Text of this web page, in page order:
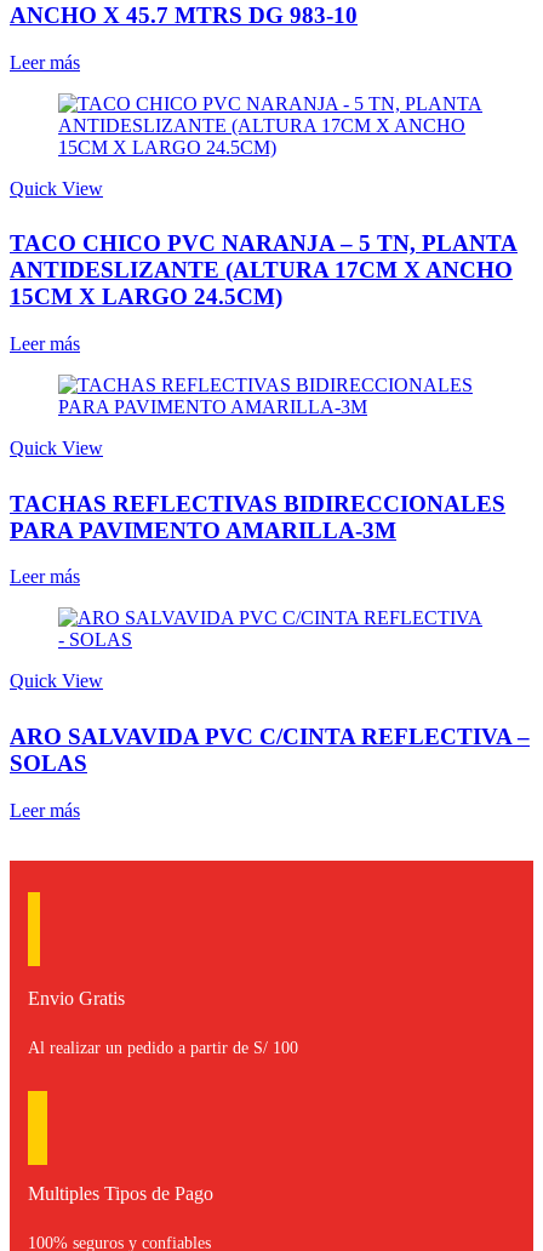
ANCHO X 45.7 MTRS DG 983-10
Leer más
Quick View
TACO CHICO PVC NARANJA – 5 TN, PLANTA
ANTIDESLIZANTE (ALTURA 17CM X ANCHO
15CM X LARGO 24.5CM)
Leer más
Quick View
TACHAS REFLECTIVAS BIDIRECCIONALES
PARA PAVIMENTO AMARILLA-3M
Leer más
Quick View
ARO SALVAVIDA PVC C/CINTA REFLECTIVA –
SOLAS
Leer más
Envio Gratis
Al realizar un pedido a partir de S/ 100
Multiples Tipos de Pago
100% seguros y confiables